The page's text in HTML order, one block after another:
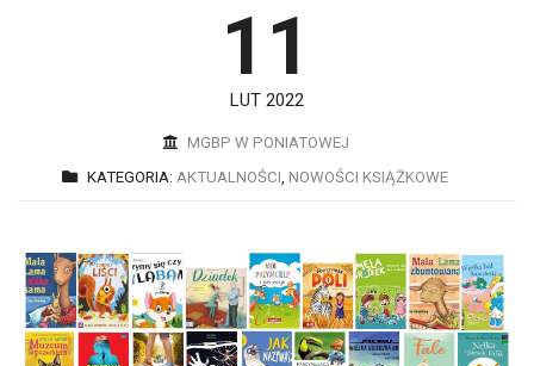
11
LUT 2022
MGBP W PONIATOWEJ
KATEGORIA: AKTUALNOŚCI, NOWOŚCI KSIĄŻKOWE